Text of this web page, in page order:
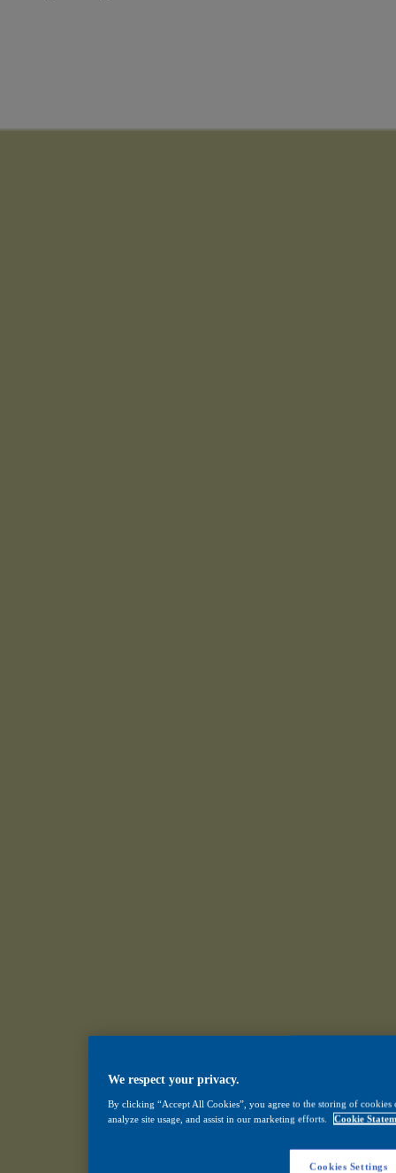
We respect your privacy.
By clicking “Accept All Cookies”, you agree to the storing of
analyze site usage, and assist in our marketing efforts.
Cookie
Cookies Settings